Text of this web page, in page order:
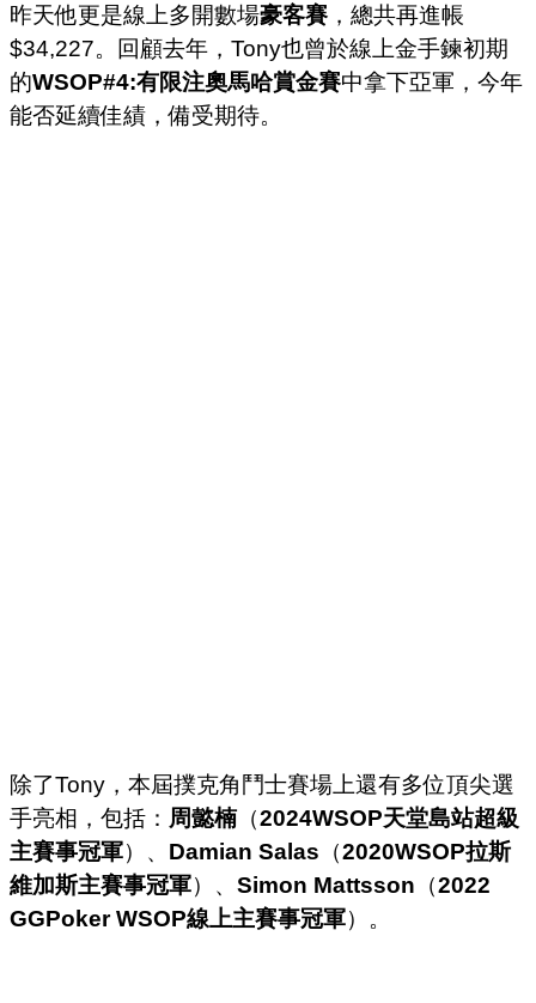
昨天他更是線上多開數場豪客賽 ，總共再進帳
$34,227。回顧去年，Tony也曾於線上金手鍊初期
的WSOP#4:有限注奧馬哈賞金賽中拿下亞軍，今年
能否延續佳績，備受期待。
除了Tony，本屆撲克角鬥士賽場上還有多位頂尖選
手亮相，包括： 周懿楠（2024WSOP天堂島站超級
主賽事冠軍）、 Damian Salas （2020WSOP拉斯
維加斯主賽事冠軍）、 Simon Mattsson （2022
GGPoker WSOP線上主賽事冠軍）。